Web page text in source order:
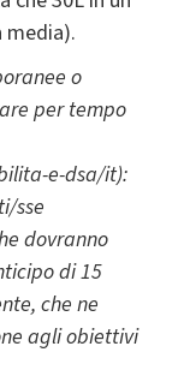
media).
o
per tempo
e-dsa/it):
sse
dovranno
di 15
che ne
agli obiettivi